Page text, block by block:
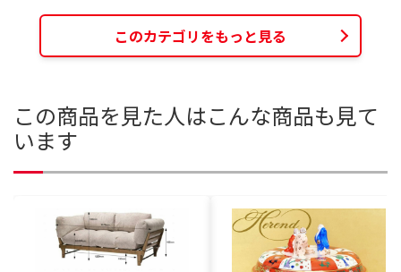
このカテゴリをもっと見る
この商品を見た人はこんな商品も見て
います